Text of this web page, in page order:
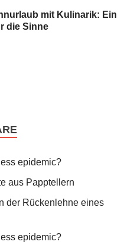
mit Kulinarik: Ein
die Sinne
epidemic?
aus Papptellern
der Rückenlehne eines
epidemic?